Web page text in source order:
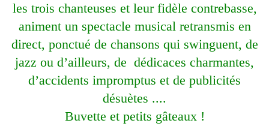
les trois chanteuses et leur fidèle contrebasse,
animent un spectacle musical retransmis en
direct, ponctué de chansons qui swinguent, de
jazz ou d’ailleurs, de dédicaces charmantes,
d’accidents impromptus et de publicités
désuètes ....
Buvette et petits gâteaux !